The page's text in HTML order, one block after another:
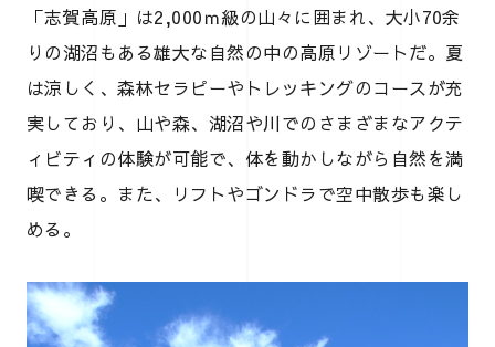
「志賀高原」は2,000ｍ級の山々に囲まれ、大小70余
りの湖沼もある雄大な自然の中の高原リゾートだ。夏
は涼しく、森林セラピーやトレッキングのコースが充
実しており、山や森、湖沼や川でのさまざまなアクテ
ィビティの体験が可能で、体を動かしながら自然を満
喫できる。また、リフトやゴンドラで空中散歩も楽し
める。